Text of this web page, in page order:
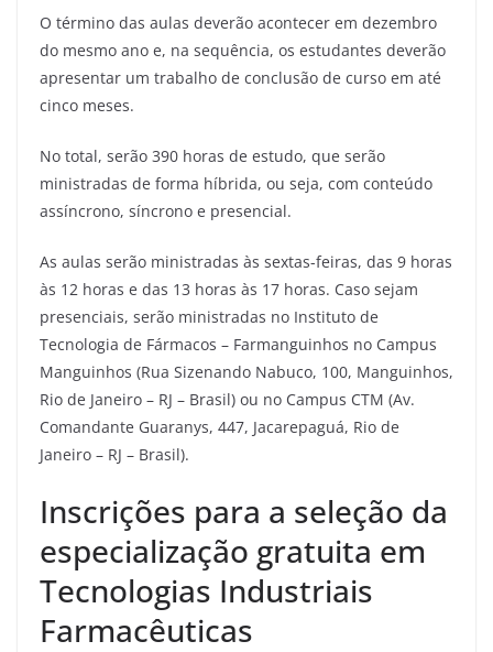
O término das aulas deverão acontecer em dezembro
do mesmo ano e, na sequência, os estudantes deverão
apresentar um trabalho de conclusão de curso em até
cinco meses.
No total, serão 390 horas de estudo, que serão
ministradas de forma híbrida, ou seja, com conteúdo
assíncrono, síncrono e presencial.
As aulas serão ministradas às sextas-feiras, das 9 horas
às 12 horas e das 13 horas às 17 horas. Caso sejam
presenciais, serão ministradas no Instituto de
Tecnologia de Fármacos – Farmanguinhos no Campus
Manguinhos (Rua Sizenando Nabuco, 100, Manguinhos,
Rio de Janeiro – RJ – Brasil) ou no Campus CTM (Av.
Comandante Guaranys, 447, Jacarepaguá, Rio de
Janeiro – RJ – Brasil).
Inscrições para a seleção da
especialização gratuita em
Tecnologias Industriais
Farmacêuticas